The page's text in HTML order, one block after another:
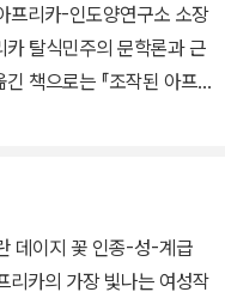
조건으로 보츠와나에 정치
활한 지 15년 만에 시민권
지독한 가난에서 벗어나
』(1969), 『마루』(1971),
이 있다. 사진출처 : ⓒ Kar
프리카-인도양연구소 소장
카 탈식민주의 문학론과 근
긴 책으로는 『조작된 아프
데이지 꽃 인종-성-계급